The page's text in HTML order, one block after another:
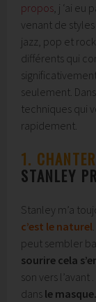
propos, j ‘ai eu
venant de
jazz, pop et
différents qui
seulement.
techniques qui
rapidement.
1.
STANLEY
Stanley m’a
c’est le naturel
peut sembler
sourire cela
son vers
dans le masque.